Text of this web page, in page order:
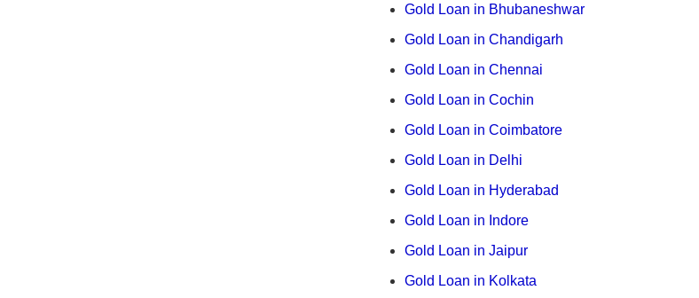
Gold Loan in Bhubaneshwar
Gold Loan in Chandigarh
Gold Loan in Chennai
Gold Loan in Cochin
Gold Loan in Coimbatore
Gold Loan in Delhi
Gold Loan in Hyderabad
Gold Loan in Indore
Gold Loan in Jaipur
Gold Loan in Kolkata